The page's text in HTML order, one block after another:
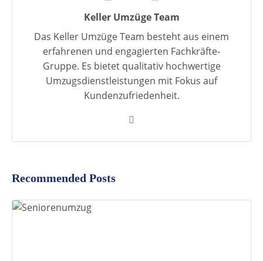
Keller Umzüge Team
Das Keller Umzüge Team besteht aus einem
erfahrenen und engagierten Fachkräfte-
Gruppe. Es bietet qualitativ hochwertige
Umzugsdienstleistungen mit Fokus auf
Kundenzufriedenheit.
Recommended Posts